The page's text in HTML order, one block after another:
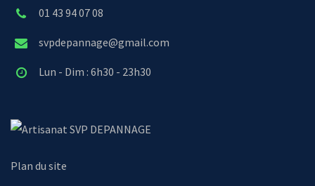
01 43 94 07 08
svpdepannage@gmail.com
Lun - Dim : 6h30 - 23h30
SVP DEPANNAGE
Plan du site